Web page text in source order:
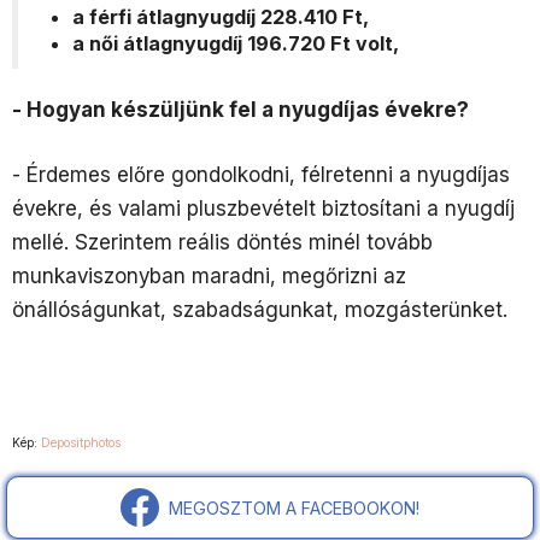
a férfi átlagnyugdíj 228.410 Ft,
a női átlagnyugdíj 196.720 Ft volt,
- Hogyan készüljünk fel a nyugdíjas évekre?
- Érdemes előre gondolkodni, félretenni a nyugdíjas
évekre, és valami pluszbevételt biztosítani a nyugdíj
mellé. Szerintem reális döntés minél tovább
munkaviszonyban maradni, megőrizni az
önállóságunkat, szabadságunkat, mozgásterünket.
Kép: Depositphotos
MEGOSZTOM A FACEBOOKON!